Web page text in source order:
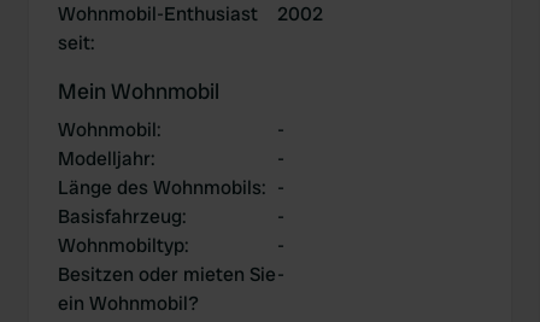
Wohnmobil-Enthusiast
seit:
2002
Mein Wohnmobil
Wohnmobil:
-
Modelljahr:
-
Länge des Wohnmobils: -
Basisfahrzeug:
-
Wohnmobiltyp:
-
Besitzen oder mieten Sie
ein Wohnmobil?
-